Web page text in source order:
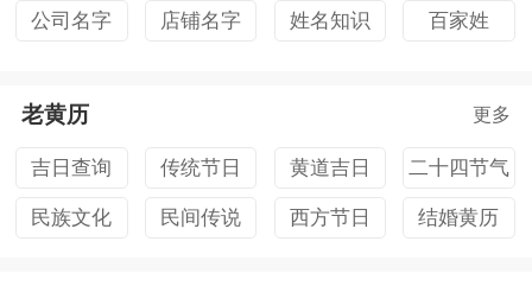
公司名字 店铺名字 姓名知识 百家姓
老黄历 更多
吉日查询 传统节日 黄道吉日 二十四节气
民族文化 民间传说 西方节日 结婚黄历